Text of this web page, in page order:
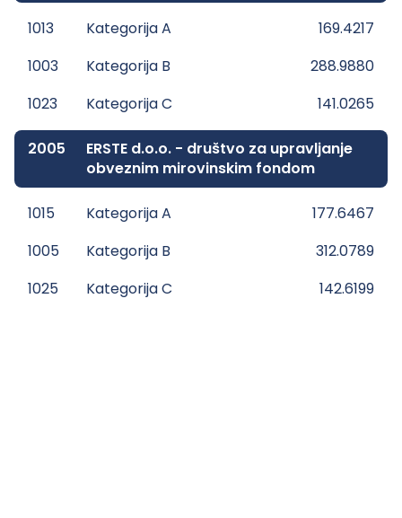
1013 Kategorija A
169.4217
1003
Kategorija B
288.9880
1023
Kategorija C 141.0265
2005
ERSTE d.o.o. - društvo za upravljanje
obveznim mirovinskim fondom
1015 Kategorija A
177.6467
1005
Kategorija B
312.0789
1025
Kategorija C 142.6199